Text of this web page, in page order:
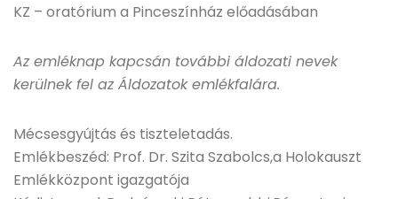
KZ – oratórium a Pinceszínház előadásában
Az emléknap kapcsán további áldozati nevek
kerülnek fel az Áldozatok emlékfalára.
Mécsesgyújtás és tiszteletadás.
Emlékbeszéd: Prof. Dr. Szita Szabolcs,a Holokauszt
Emlékközpont igazgatója